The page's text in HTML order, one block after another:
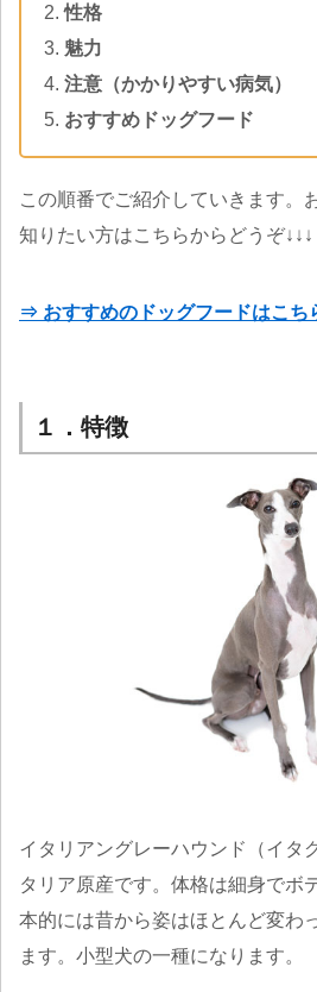
性格
魅力
注意（かかりやすい病気）
おすすめドッグフード
この順番でご紹介していきます。
知りたい方はこちらからどうぞ↓↓↓
⇒ おすすめのドッグフードはこち
１．特徴
イタリアングレーハウンド（イタ
タリア原産です。体格は細身でボ
本的には昔から姿はほとんど変わ
ます。小型犬の一種になります。